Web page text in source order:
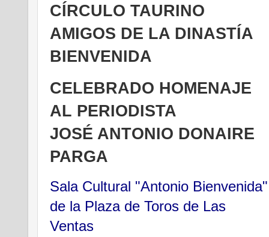
CÍRCULO TAURINO
AMIGOS DE LA DINASTÍA
BIENVENIDA
CELEBRADO HOMENAJE
AL PERIODISTA
JOSÉ ANTONIO DONAIRE
PARGA
Sala Cultural "Antonio Bienvenida"
de la Plaza de Toros de Las
Ventas